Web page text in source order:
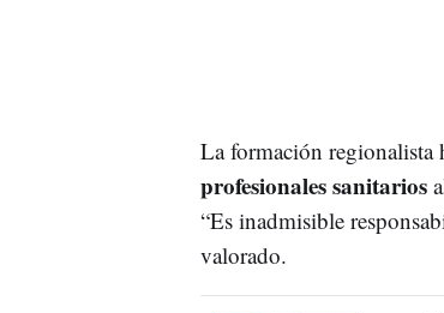
La formación regionalista
profesionales sanitarios
“Es inadmisible
valorado.